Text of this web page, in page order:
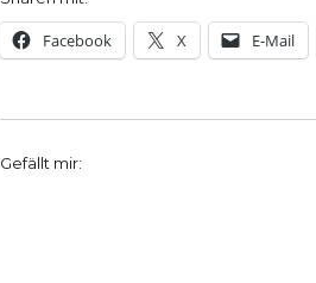
Facebook X E-Mail
Gefällt mir: